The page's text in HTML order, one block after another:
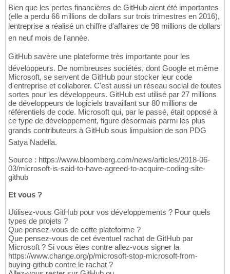
Bien que les pertes financières de GitHub aient été importantes
(elle a perdu 66 millions de dollars sur trois trimestres en 2016),
lentreprise a réalisé un chiffre d'affaires de 98 millions de dollars
en neuf mois de l'année.
GitHub savère une plateforme très importante pour les
développeurs. De nombreuses sociétés, dont Google et même
Microsoft, se servent de GitHub pour stocker leur code
d'entreprise et collaborer. C'est aussi un réseau social de toutes
sortes pour les développeurs. GitHub est utilisé par 27 millions
de développeurs de logiciels travaillant sur 80 millions de
référentiels de code. Microsoft qui, par le passé, était opposé à
ce type de développement, figure désormais parmi les plus
grands contributeurs à GitHub sous limpulsion de son PDG
Satya Nadella.
Source : https://www.bloomberg.com/news/articles/2018-06-
03/microsoft-is-said-to-have-agreed-to-acquire-coding-site-
github
Et vous ?
Utilisez-vous GitHub pour vos développements ? Pour quels
types de projets ?
Que pensez-vous de cette plateforme ?
Que pensez-vous de cet éventuel rachat de GitHub par
Microsoft ? Si vous êtes contre allez-vous signer la
https://www.change.org/p/microsoft-stop-microsoft-from-
buying-github contre le rachat ?